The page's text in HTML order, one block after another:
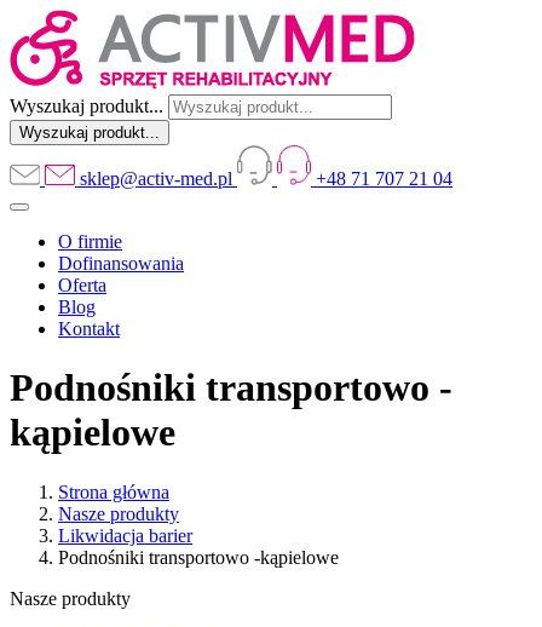
Wyszukaj produkt...
sklep@activ-med.pl +48 71 707 21 04
O firmie
Dofinansowania
Oferta
Blog
Kontakt
Podnośniki transportowo -
kąpielowe
Strona główna
Nasze produkty
Likwidacja barier
Podnośniki transportowo -kąpielowe
Nasze produkty